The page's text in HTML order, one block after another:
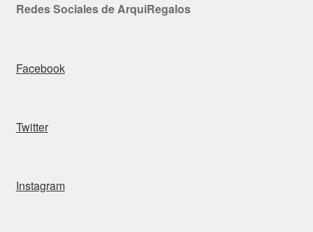
Redes Sociales de ArquiRegalos
Facebook
Twitter
Instagram